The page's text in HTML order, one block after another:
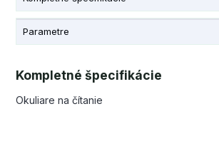
Parametre
Kompletné špecifikácie
Okuliare na čítanie